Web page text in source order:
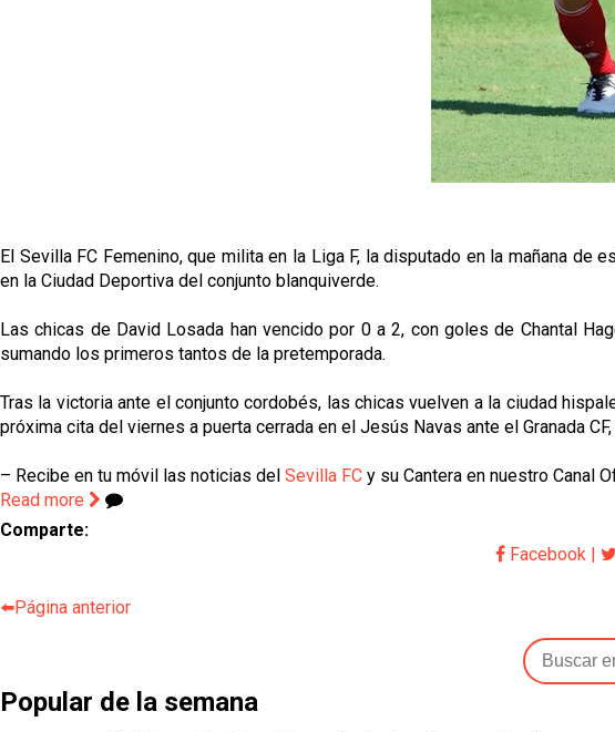
El Sevilla FC Femenino, que milita en la Liga F, la disputado en la mañana
en la Ciudad Deportiva del conjunto blanquiverde.
Las chicas de David Losada han vencido por 0 a 2, con goles de Chantal
sumando los primeros tantos de la pretemporada.
Tras la victoria ante el conjunto cordobés, las chicas vuelven a la ciudad
próxima cita del viernes a puerta cerrada en el Jesús Navas ante el Granada
– Recibe en tu móvil las noticias del Sevilla FC y su Cantera en nuestro Canal
Read more
Comparte:
Facebook |
⬅️Página anterior
Popular de la semana